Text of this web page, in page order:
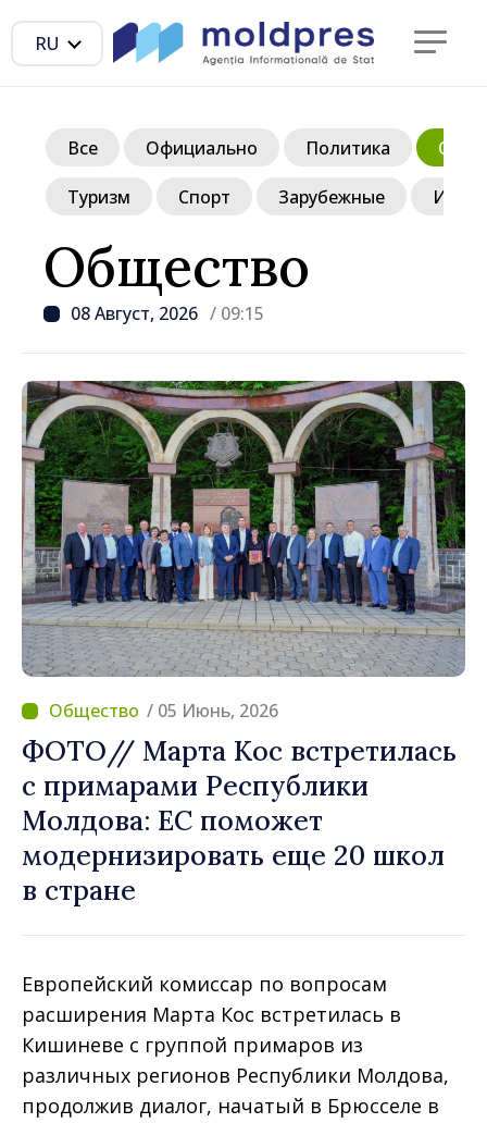
RU
Общество
08 Август, 2026 / 09:15
Все Официально Политика
Туризм Спорт Зарубежные
/ 05 Июнь, 2026
ФОТО// Марта Кос встретилась
с примарами Республики
Молдова: ЕС поможет
модернизировать еще 20 школ
в стране
Европейский комиссар по вопросам
расширения Марта Кос встретилась в
Кишиневе с группой примаров из
различных регионов Республики Молдова,
продолжив диалог, начатый в Брюсселе в